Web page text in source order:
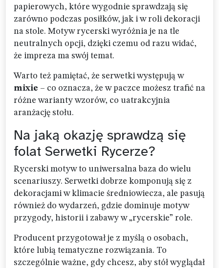
papierowych, które wygodnie sprawdzają się
zarówno podczas posiłków, jak i w roli dekoracji
na stole. Motyw rycerski wyróżnia je na tle
neutralnych opcji, dzięki czemu od razu widać,
że impreza ma swój temat.
Warto też pamiętać, że serwetki występują w
mixie – co oznacza, że w paczce możesz trafić na
różne warianty wzorów, co uatrakcyjnia
aranżację stołu.
Na jaką okazję sprawdzą się
folat Serwetki Rycerze?
Rycerski motyw to uniwersalna baza do wielu
scenariuszy. Serwetki dobrze komponują się z
dekoracjami w klimacie średniowiecza, ale pasują
również do wydarzeń, gdzie dominuje motyw
przygody, historii i zabawy w „rycerskie” role.
Producent przygotował je z myślą o osobach,
które lubią tematyczne rozwiązania. To
szczególnie ważne, gdy chcesz, aby stół wyglądał